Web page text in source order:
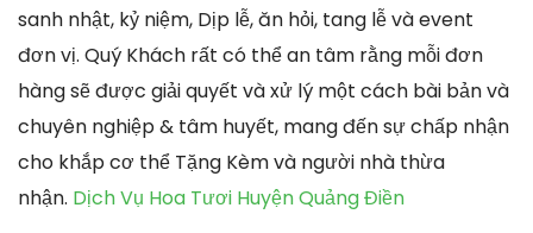
sanh nhật, kỷ niệm, Dịp lễ, ăn hỏi, tang lễ và event
đơn vị. Quý Khách rất có thể an tâm rằng mỗi đơn
hàng sẽ được giải quyết và xử lý một cách bài bản và
chuyên nghiệp & tâm huyết, mang đến sự chấp nhận
cho khắp cơ thể Tặng Kèm và người nhà thừa
nhận. Dịch Vụ Hoa Tươi Huyện Quảng Điền